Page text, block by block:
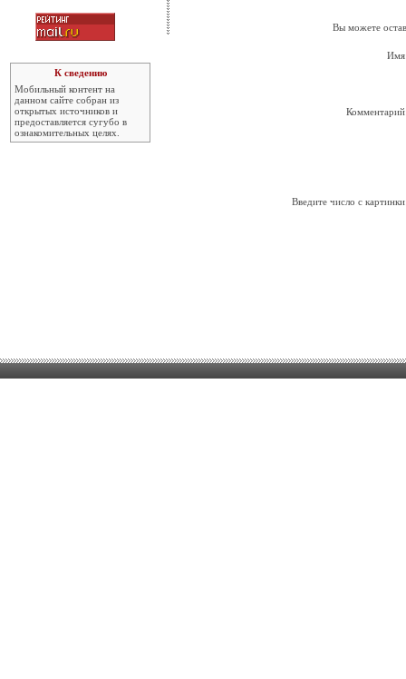
К сведению
Мобильный контент на
данном сайте собран из
открытых источников и
предоставляется сугубо в
ознакомительных целях.
Вы можете
Введите число с